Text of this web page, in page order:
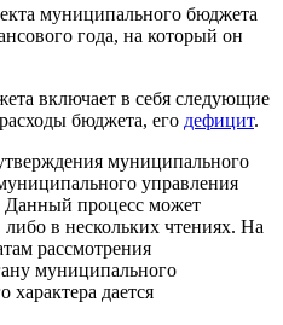
муниципального бюджета
года, на который он
включает в себя следующие
бюджета, его дефицит.
муниципального
управления
Данный процесс может
в нескольких чтениях. На
рассмотрения
муниципального
характера дается